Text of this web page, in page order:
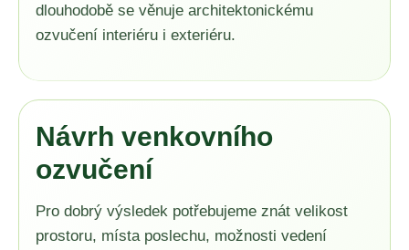
dlouhodobě se věnuje architektonickému
ozvučení interiéru i exteriéru.
Návrh venkovního
ozvučení
Pro dobrý výsledek potřebujeme znát velikost
prostoru, místa poslechu, možnosti vedení